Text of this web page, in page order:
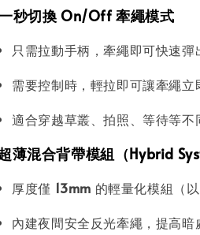
秒切換 On/Off 牽繩模式
只需拉動手柄，牽繩即可快速彈
需要控制時，輕拉即可讓牽繩立
適合穿越草叢、拍照、等待等不
薄混合背帶模組（Hybrid
厚度僅 13mm 的輕量化模組（以
內建夜間安全反光牽繩，提高暗